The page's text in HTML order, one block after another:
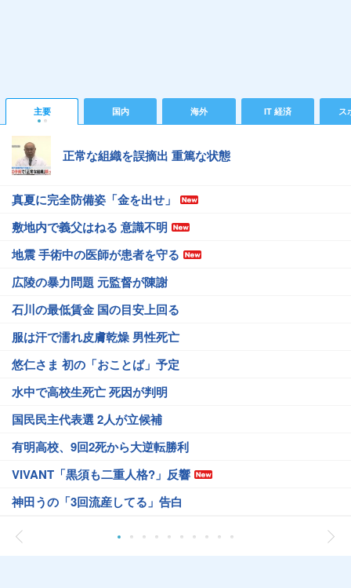
主要 国内 海外 IT 経済 ス
正常な組織を誤摘出 重篤な状態
真夏に完全防備姿「金を出せ」
敷地内で義父はねる 意識不明
地震 手術中の医師が患者を守る
広陵の暴力問題 元監督が陳謝
石川の最低賃金 国の目安上回る
服は汗で濡れ皮膚乾燥 男性死亡
悠仁さま 初の「おことば」予定
水中で高校生死亡 死因が判明
国民民主代表選 2人が立候補
有明高校、9回2死から大逆転勝利
VIVANT「黒須も二重人格?」反響
神田うの「3回流産してる」告白